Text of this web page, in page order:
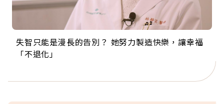
失智只能是漫長的告別？ 她努力製造快樂，讓幸福
「不退化」
來自剛果的巧克力神父 為台灣奉獻36年 「台灣是我
的家，我連作夢都講台語！」
63歲卸矽谷副總、搬回台灣找快樂！「蛋黃哥小
丑」走進安養院，逗樂上萬爺奶：退休後才開始真
104歲打破金氏世界紀錄 成為全球最年長羽球選
手，分享長壽的秘密原來是「這個」
事業巔峰他選擇追夢…黑手阿伯拉小提琴還登上小
巨蛋！連CNN都大讚！